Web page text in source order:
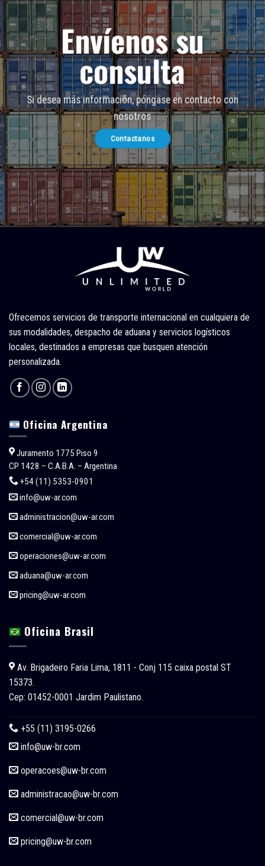
Envíenos su
consulta
Si desea más información, póngase en contacto con
nosotros
Contactanos
Ofrecemos servicios de transporte internacional en cualquiera de
sus modalidades, despacho de aduana y servicios logísticos
locales, destinados a empresas que busquen atención
personalizada.
Oficina Argentina
Juramento 1775 Piso 9
CP 1428 – C.A.B.A. – Argentina
+54 (11) 5353-0901
info@uw-ar.com
administracion@uw-ar.com
comercial@uw-ar.com
operaciones@uw-ar.com
aduana@uw-ar.com
pricing@uw-ar.com
Oficina Brasil
Av. Brigadeiro Faria Lima, 1811 - Conj 115 caixa postal ST
15373.
Cep: 01452-0001 Jardim Paulistano.
+55 (11) 3195-0266
info@uw-br.com
operacoes@uw-br.com
administracao@uw-br.com
comercial@uw-br.com
pricing@uw-br.com